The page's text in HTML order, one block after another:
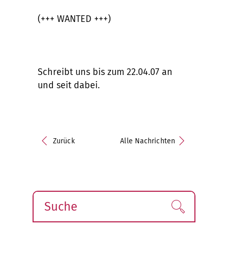
(+++ WANTED +++)
Schreibt uns bis zum 22.04.07 an
und seit dabei.
Zurück Alle Nachrichten
Suche Finden!